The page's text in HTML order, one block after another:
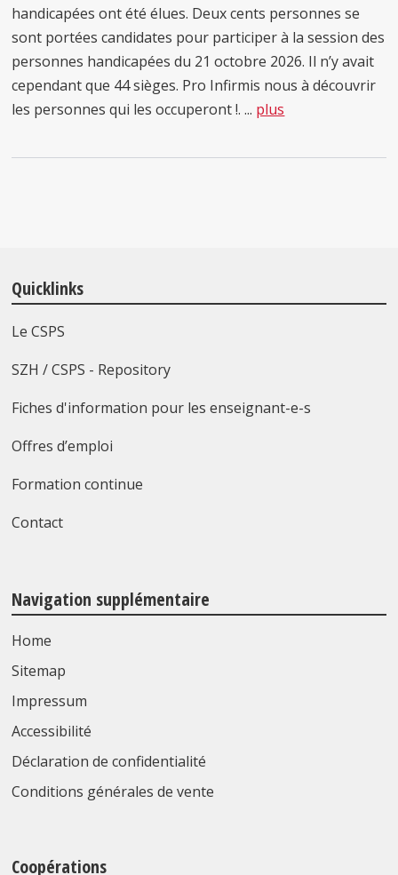
handicapées ont été élues. Deux cents personnes se
sont portées candidates pour participer à la session des
personnes handicapées du 21 octobre 2026. Il n’y avait
cependant que 44 sièges. Pro Infirmis nous à découvrir
les personnes qui les occuperont !. ... plus
Quicklinks
Le CSPS
SZH / CSPS - Repository
Fiches d'information pour les enseignant-e-s
Offres d’emploi
Formation continue
Contact
Navigation supplémentaire
Home
Sitemap
Impressum
Accessibilité
Déclaration de confidentialité
Conditions générales de vente
Coopérations